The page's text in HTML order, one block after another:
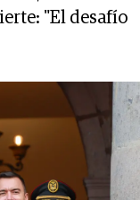
"El desafío